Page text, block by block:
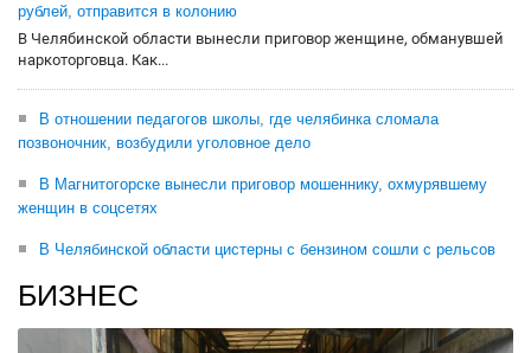
рублей, отправится в колонию
В Челябинской области вынесли приговор женщине, обманувшей
наркоторговца. Как...
В отношении педагогов школы, где челябинка сломала
позвоночник, возбудили уголовное дело
В Магнитогорске вынесли приговор мошеннику, охмурявшему
женщин в соцсетях
В Челябинской области цистерны с бензином сошли с рельсов
БИЗНЕС